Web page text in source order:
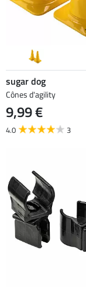
sugar dog
Cônes d'agility
9,99 €
4.0 3